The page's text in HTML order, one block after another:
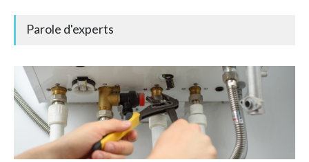
Parole d'experts